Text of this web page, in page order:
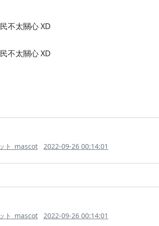
不太關心 XD
不太關心 XD
ト_mascot 2022-09-26 00:14:01
ト_mascot 2022-09-26 00:14:01